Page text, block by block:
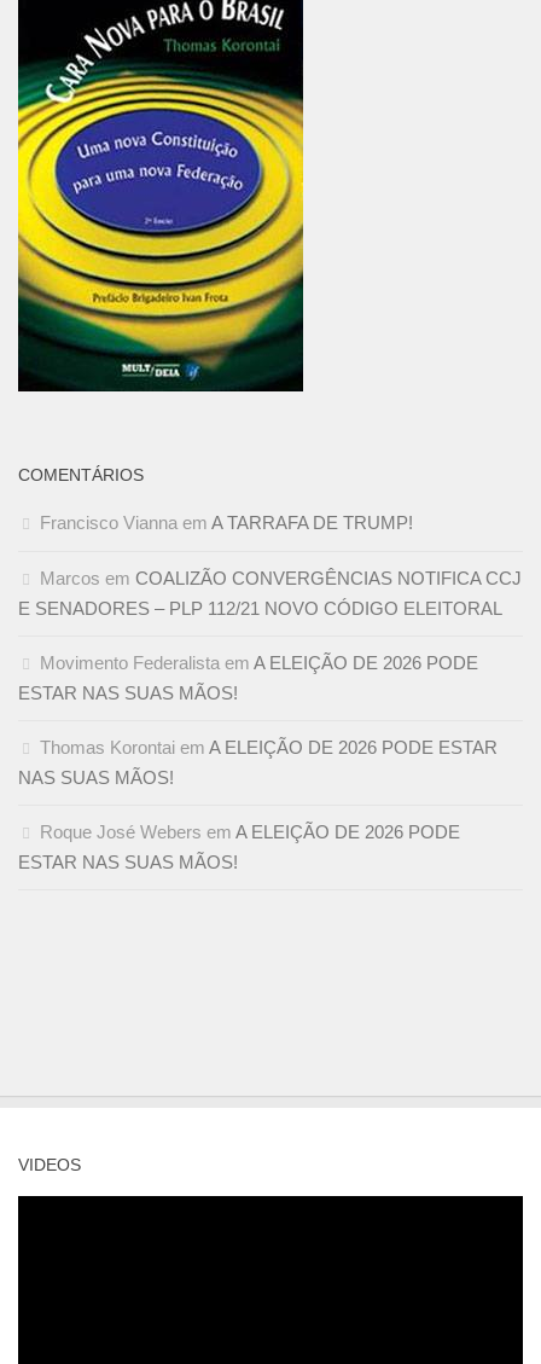
COMENTÁRIOS
Francisco Vianna em A TARRAFA DE TRUMP!
Marcos em COALIZÃO CONVERGÊNCIAS NOTIFICA CCJ
E SENADORES – PLP 112/21 NOVO CÓDIGO ELEITORAL
Movimento Federalista em A ELEIÇÃO DE 2026 PODE
ESTAR NAS SUAS MÃOS!
Thomas Korontai em A ELEIÇÃO DE 2026 PODE ESTAR
NAS SUAS MÃOS!
Roque José Webers em A ELEIÇÃO DE 2026 PODE
ESTAR NAS SUAS MÃOS!
VIDEOS